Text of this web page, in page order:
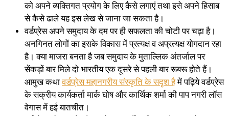
को अपने व्यक्तिगत प्रयोग के लिए कैसे लगाएं तथा इसे अपने हिसाब
से कैसे ढाले यह इस लेख से जाना जा सकता है।
वर्डप्रेस अपने समुदाय के दम पर ही सफलता की चोटी पर चढ़ा है।
अनगिनत लोगों का इसके विकास में प्रत्यक्ष व अप्रत्यक्ष योगदान रहा
है। क्या माजरा बनता है जब समुदाय के मुताल्लिक अंतर्जाल पर
सेंकड़ों बार मिले दो भारतीय एक दूसरे से पहली बार रूबरू होते हैं।
आमुख कथावर्डप्रेस महानगरीय संस्कृति के सदृश हैमें पढ़िये वर्डप्रेस
के सक्रीय कार्यकर्ता मार्क घोष और कार्थिक शर्मा की पाप नगरी लॉस
वेगास में हई बातचीत।